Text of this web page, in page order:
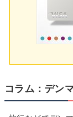
コラム：デン